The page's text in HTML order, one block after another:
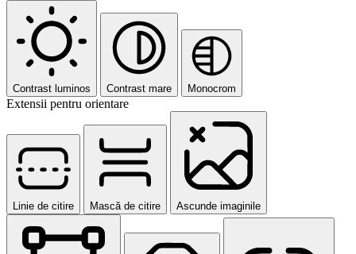
Contrast luminos Contrast mare Monocrom
Extensii pentru orientare
Linie de citire Mască de citire Ascunde imaginile